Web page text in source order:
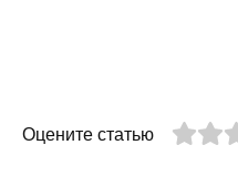
Оцените статью